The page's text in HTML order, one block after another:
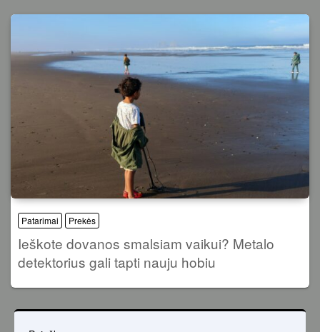
Patarimai Prekės
Ieškote dovanos smalsiam vaikui? Metalo
detektorius gali tapti nauju hobiu